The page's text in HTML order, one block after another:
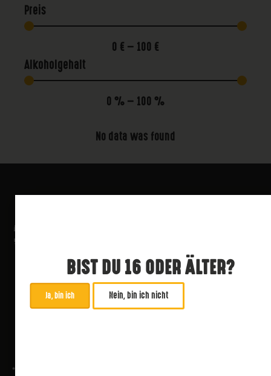
Preis
0 € — 100 €
Alkoholgehalt
0 % — 100 %
No data was found
*
BIST DU 16 ODER ÄLTER?
Ja, bin ich Nein, bin ich nicht